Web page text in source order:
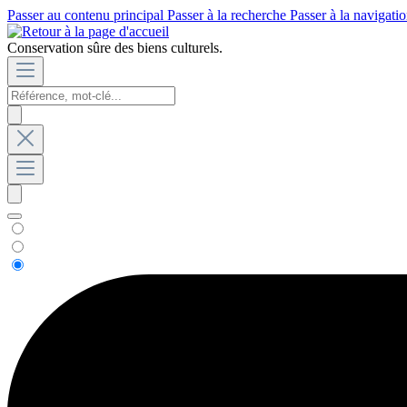
Passer au contenu principal Passer à la recherche Passer à la
Conservation sûre des biens culturels.